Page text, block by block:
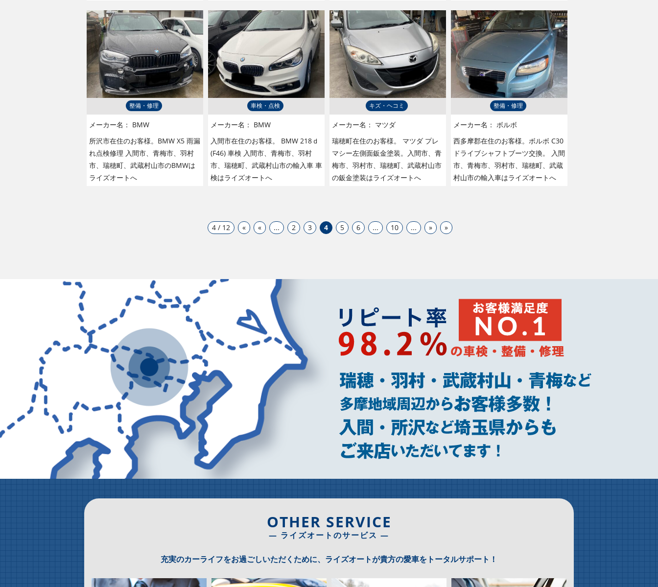
整備・修理
メーカー名： BMW
所沢市在住のお客様。BMW X5 雨漏
れ点検修理 入間市、青梅市、羽村
市、瑞穂町、武蔵村山市のBMWは
ライズオートへ
車検・点検
メーカー名： BMW
入間市在住のお客様。 BMW 218ｄ
(F46) 車検 入間市、青梅市、羽村
市、瑞穂町、武蔵村山市の輸入車 車
検はライズオートへ
キズ・ヘコミ
メーカー名： マツダ
瑞穂町在住のお客様。 マツダ プレ
マシー左側面鈑金塗装。入間市、青
梅市、羽村市、瑞穂町、武蔵村山市
の鈑金塗装はライズオートへ
整備・修理
メーカー名： ボルボ
西多摩郡在住のお客様。ボルボ C30
ドライブシャフトブーツ交換。 入間
市、青梅市、羽村市、瑞穂町、武蔵
村山市の輸入車はライズオートへ
4 / 12 « « ... 2 3 4 5 6 ... 10 ... » »
OTHER SERVICE
― ライズオートのサービス ―
充実のカーライフをお過ごしいただくために、ライズオートが貴方の愛車をトータルサポート！